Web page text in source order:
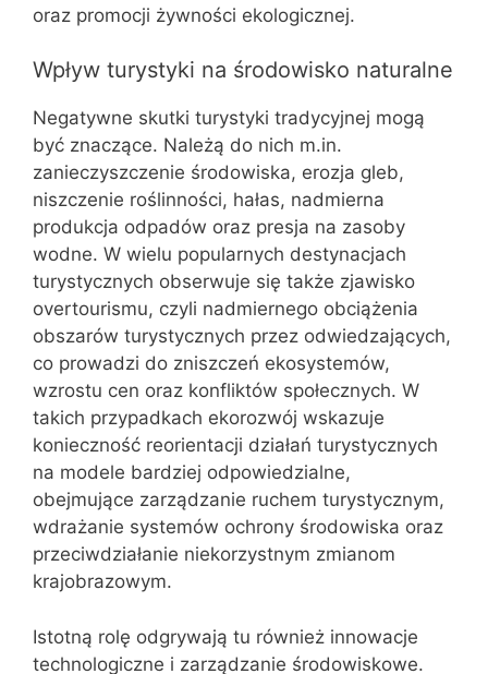
oraz promocji żywności ekologicznej.
Wpływ turystyki na środowisko naturalne
Negatywne skutki turystyki tradycyjnej mogą
być znaczące. Należą do nich m.in.
zanieczyszczenie środowiska, erozja gleb,
niszczenie roślinności, hałas, nadmierna
produkcja odpadów oraz presja na zasoby
wodne. W wielu popularnych destynacjach
turystycznych obserwuje się także zjawisko
overtourismu, czyli nadmiernego obciążenia
obszarów turystycznych przez odwiedzających,
co prowadzi do zniszczeń ekosystemów,
wzrostu cen oraz konfliktów społecznych. W
takich przypadkach ekorozwój wskazuje
konieczność reorientacji działań turystycznych
na modele bardziej odpowiedzialne,
obejmujące zarządzanie ruchem turystycznym,
wdrażanie systemów ochrony środowiska oraz
przeciwdziałanie niekorzystnym zmianom
krajobrazowym.
Istotną rolę odgrywają tu również innowacje
technologiczne i zarządzanie środowiskowe.